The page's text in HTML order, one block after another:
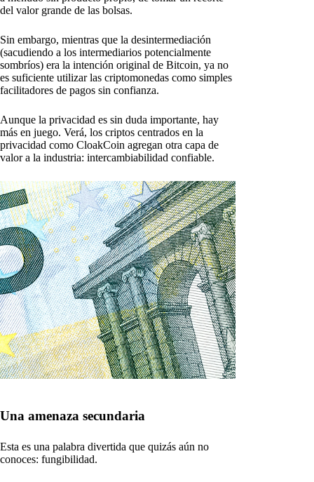
del valor grande de las bolsas.
Sin embargo, mientras que la desintermediación
(sacudiendo a los intermediarios potencialmente
sombríos) era la intención original de Bitcoin, ya no
es suficiente utilizar las criptomonedas como simples
facilitadores de pagos sin confianza.
Aunque la privacidad es sin duda importante, hay
más en juego. Verá, los criptos centrados en la
privacidad como CloakCoin agregan otra capa de
valor a la industria: intercambiabilidad confiable.
Una amenaza secundaria
Esta es una palabra divertida que quizás aún no
conoces: fungibilidad.